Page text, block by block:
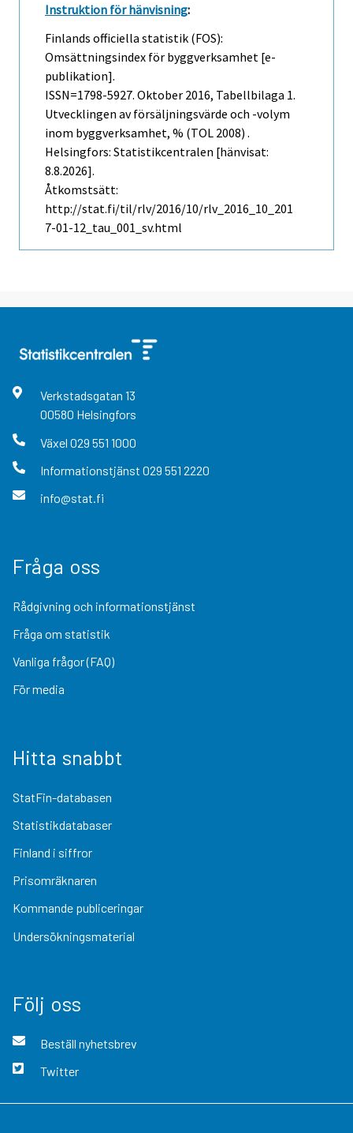
Instruktion för hänvisning:
Finlands officiella statistik (FOS):
Omsättningsindex för byggverksamhet [e-
publikation].
ISSN=1798-5927. Oktober 2016, Tabellbilaga 1.
Utvecklingen av försäljningsvärde och -volym
inom byggverksamhet, % (TOL 2008) .
Helsingfors: Statistikcentralen [hänvisat:
8.8.2026].
Åtkomstsätt:
http://stat.fi/til/rlv/2016/10/rlv_2016_10_201
7-01-12_tau_001_sv.html
Verkstadsgatan 13
00580 Helsingfors
Växel 029 551 1000
Informationstjänst 029 551 2220
info@stat.fi
Fråga oss
Rådgivning och informationstjänst
Fråga om statistik
Vanliga frågor (FAQ)
För media
Hitta snabbt
StatFin-databasen
Statistikdatabaser
Finland i siffror
Prisomräknaren
Kommande publiceringar
Undersökningsmaterial
Följ oss
Beställ nyhetsbrev
Twitter